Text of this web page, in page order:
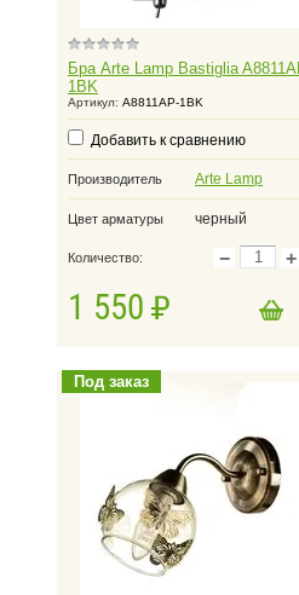
Бра Arte Lamp Bastiglia
1BK
Артикул: A8811AP-1BK
Добавить к сравнению
Производитель Arte Lamp
Цвет арматуры черный
Количество: − +
1 550
в корзину
Под заказ